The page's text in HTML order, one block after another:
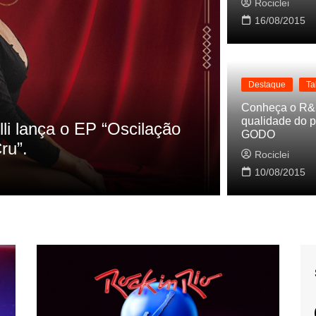
referencias do clipe de
Destaque
Cynthia
Baleiro
Rociclei
Rociclei
16/08/2015
Destaque
Conheça o
qualidade do
GODO
Rociclei
10/08/2015